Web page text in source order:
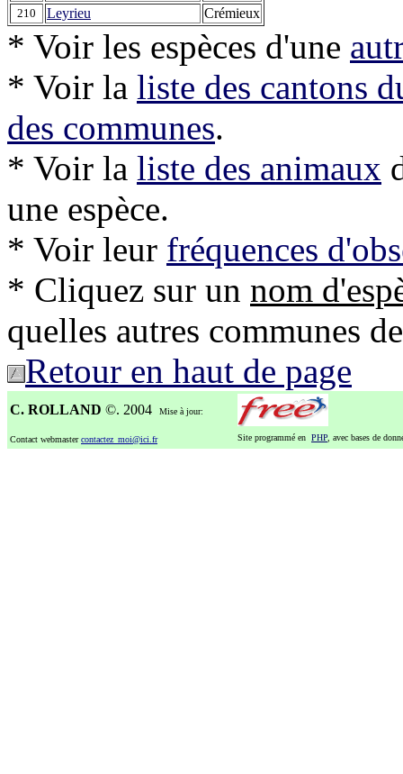
210 Leyrieu Crémieux
* Voir les espèces d'une
* Voir la liste des cantons
des communes.
* Voir la liste des animaux
une espèce.
* Voir leur fréquences
* Cliquez sur un nom
quelles autres communes
Retour en haut de page
C. ROLLAND ©. 2004 Mise à jour:
Contact webmastercontactez_moi@ici.fr Site programmé en PHP , avec bases de